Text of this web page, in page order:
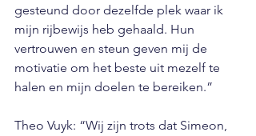
gesteund door dezelfde plek waar ik
mijn rijbewijs heb gehaald. Hun
vertrouwen en steun geven mij de
motivatie om het beste uit mezelf te
halen en mijn doelen te bereiken.”
Theo Vuyk: “Wij zijn trots dat Simeon,